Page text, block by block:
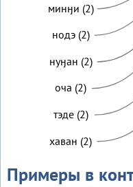
минӈи (2)
нодэ (2)
нуӈан (2)
оча (2)
тэде (2)
хаван (2)
Примеры в